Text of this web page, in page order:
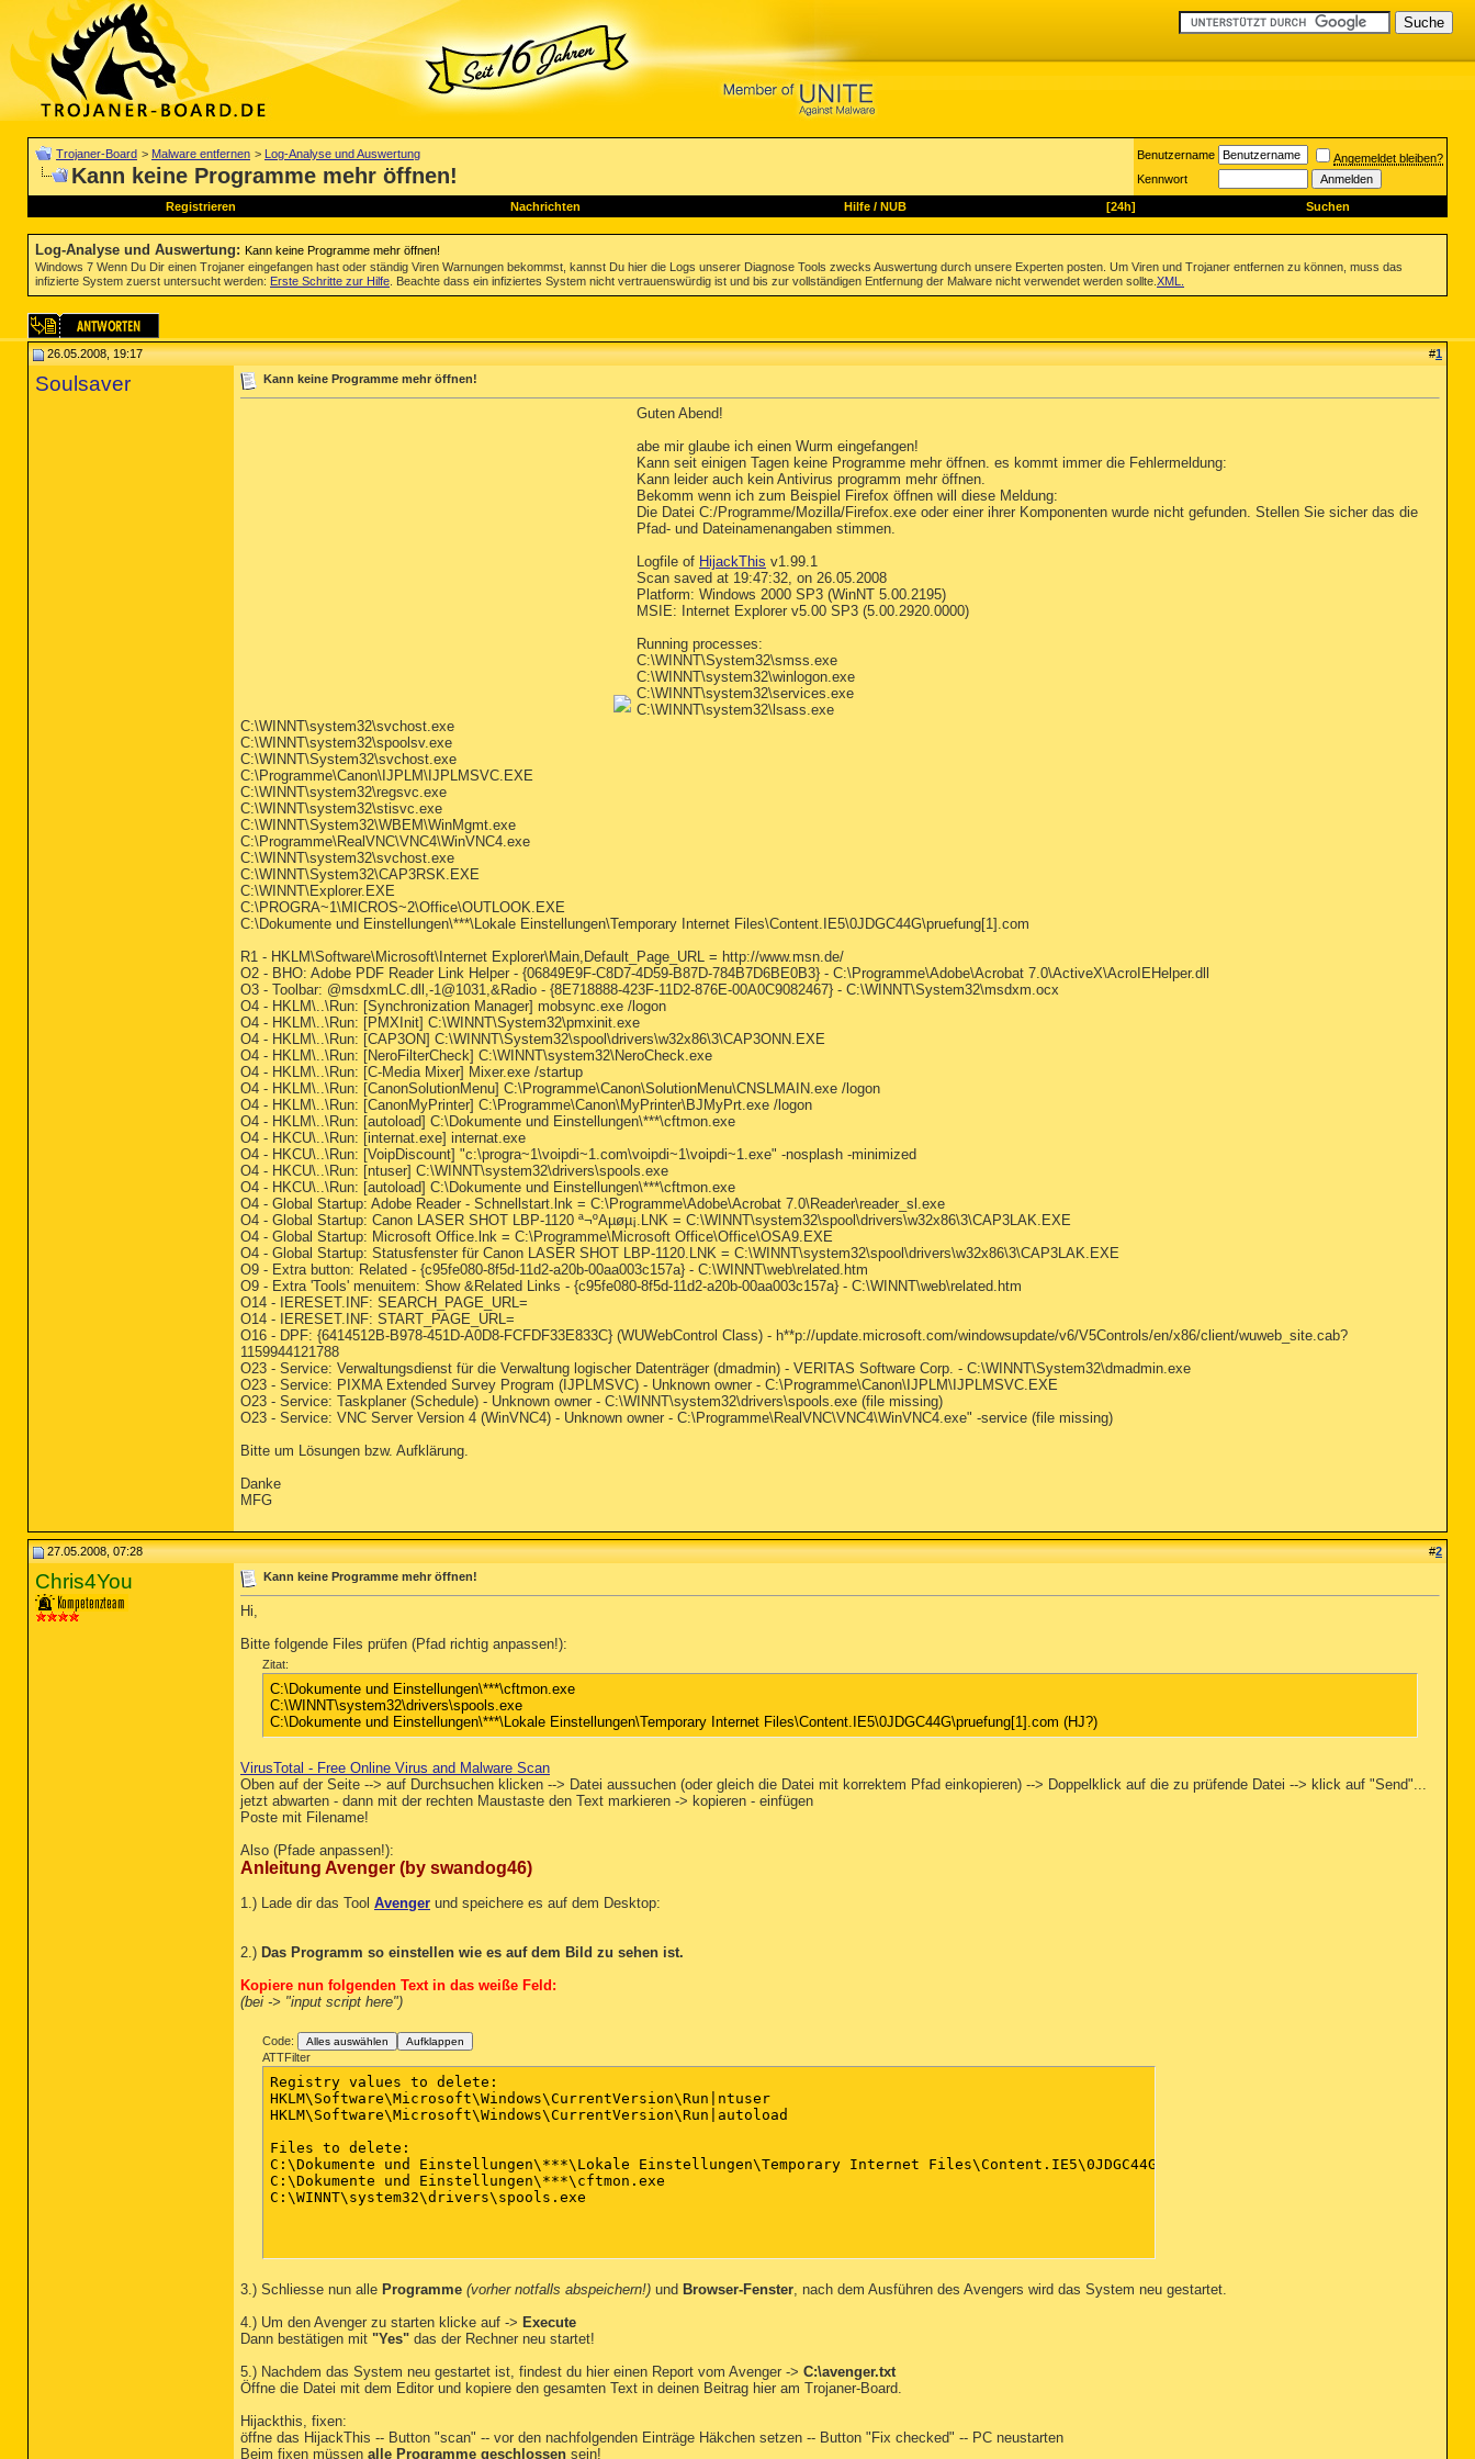
Trojaner-Board > Malware entfernen > Log-Analyse und Auswertung
Kann keine Programme mehr öffnen!
Benutzername
Angemeldet bleiben?
Kennwort
Registrieren Nachrichten Hilfe/ NUB [24h] Suchen
Log-Analyse und Auswertung: Kann keine Programme mehr öffnen!
Windows 7 Wenn Du Dir einen Trojaner eingefangen hast oder ständig Viren Warnungen bekommst, kannst Du hier die Logs unserer Diagnose Tools zwecks Auswertung durch unsere Experten posten. Um Viren und Trojaner entfernen zu können, muss das
infizierte System zuerst untersucht werden: Erste Schritte zur Hilfe . Beachte dass ein infiziertes System nicht vertrauenswürdig ist und bis zur vollständigen Entfernung der Malware nicht verwendet werden sollte. XML
26.05.2008, 19:17 #1
Soulsaver Kann keine Programme mehr öffnen!
Guten Abend!
abe mir glaube ich einen Wurm eingefangen!
Kann seit einigen Tagen keine Programme mehr öffnen. es kommt immer die Fehlermeldung:
Kann leider auch kein Antivirus programm mehr öffnen.
Bekomm wenn ich zum Beispiel Firefox öffnen will diese Meldung:
Die Datei C:/Programme/Mozilla/Firefox.exe oder einer ihrer Komponenten wurde nicht gefunden. Stellen Sie sicher das die
Pfad- und Dateinamenangaben stimmen.
Logfile of HijackThis v1.99.1
Scan saved at 19:47:32, on 26.05.2008
Platform: Windows 2000 SP3 (WinNT 5.00.2195)
MSIE: Internet Explorer v5.00 SP3 (5.00.2920.0000)
Running processes:
C:\WINNT\System32\smss.exe
C:\WINNT\system32\winlogon.exe
C:\WINNT\system32\services.exe
C:\WINNT\system32\lsass.exe
C:\WINNT\system32\svchost.exe
C:\WINNT\system32\spoolsv.exe
C:\WINNT\System32\svchost.exe
C:\Programme\Canon\IJPLM\IJPLMSVC.EXE
C:\WINNT\system32\regsvc.exe
C:\WINNT\system32\stisvc.exe
C:\WINNT\System32\WBEM\WinMgmt.exe
C:\Programme\RealVNC\VNC4\WinVNC4.exe
C:\WINNT\system32\svchost.exe
C:\WINNT\System32\CAP3RSK.EXE
C:\WINNT\Explorer.EXE
C:\PROGRA~1\MICROS~2\Office\OUTLOOK.EXE
C:\Dokumente und Einstellungen\***\Lokale Einstellungen\Temporary Internet Files\Content.IE5\0JDGC44G\pruefung[1].com
R1 - HKLM\Software\Microsoft\Internet Explorer\Main,Default_Page_URL = http://www.msn.de/
O2 - BHO: Adobe PDF Reader Link Helper - {06849E9F-C8D7-4D59-B87D-784B7D6BE0B3} - C:\Programme\Adobe\Acrobat 7.0\ActiveX\AcroIEHelper.dll
O3 - Toolbar: @msdxmLC.dll,-1@1031,&Radio - {8E718888-423F-11D2-876E-00A0C9082467} - C:\WINNT\System32\msdxm.ocx
O4 - HKLM\..\Run: [Synchronization Manager] mobsync.exe /logon
O4 - HKLM\..\Run: [PMXInit] C:\WINNT\System32\pmxinit.exe
O4 - HKLM\..\Run: [CAP3ON] C:\WINNT\System32\spool\drivers\w32x86\3\CAP3ONN.EXE
O4 - HKLM\..\Run: [NeroFilterCheck] C:\WINNT\system32\NeroCheck.exe
O4 - HKLM\..\Run: [C-Media Mixer] Mixer.exe /startup
O4 - HKLM\..\Run: [CanonSolutionMenu] C:\Programme\Canon\SolutionMenu\CNSLMAIN.exe /logon
O4 - HKLM\..\Run: [CanonMyPrinter] C:\Programme\Canon\MyPrinter\BJMyPrt.exe /logon
O4 - HKLM\..\Run: [autoload] C:\Dokumente und Einstellungen\***\cftmon.exe
O4 - HKCU\..\Run: [internat.exe] internat.exe
O4 - HKCU\..\Run: [VoipDiscount] "c:\progra~1\voipdi~1.com\voipdi~1\voipdi~1.exe" -nosplash -minimized
O4 - HKCU\..\Run: [ntuser] C:\WINNT\system32\drivers\spools.exe
O4 - HKCU\..\Run: [autoload] C:\Dokumente und Einstellungen\***\cftmon.exe
O4 - Global Startup: Adobe Reader - Schnellstart.lnk = C:\Programme\Adobe\Acrobat 7.0\Reader\reader_sl.exe
O4 - Global Startup: Canon LASER SHOT LBP-1120 ª¬ºAµøµ¡.LNK = C:\WINNT\system32\spool\drivers\w32x86\3\CAP3LAK.EXE
O4 - Global Startup: Microsoft Office.lnk = C:\Programme\Microsoft Office\Office\OSA9.EXE
O4 - Global Startup: Statusfenster für Canon LASER SHOT LBP-1120.LNK = C:\WINNT\system32\spool\drivers\w32x86\3\CAP3LAK.EXE
O9 - Extra button: Related - {c95fe080-8f5d-11d2-a20b-00aa003c157a} - C:\WINNT\web\related.htm
O9 - Extra 'Tools' menuitem: Show &Related Links - {c95fe080-8f5d-11d2-a20b-00aa003c157a} - C:\WINNT\web\related.htm
O14 - IERESET.INF: SEARCH_PAGE_URL=
O14 - IERESET.INF: START_PAGE_URL=
O16 - DPF: {6414512B-B978-451D-A0D8-FCFDF33E833C} (WUWebControl Class) - h**p://update.microsoft.com/windowsupdate/v6/V5Controls/en/x86/client/wuweb_site.cab?
1159944121788
O23 - Service: Verwaltungsdienst für die Verwaltung logischer Datenträger (dmadmin) - VERITAS Software Corp. - C:\WINNT\System32\dmadmin.exe
O23 - Service: PIXMA Extended Survey Program (IJPLMSVC) - Unknown owner - C:\Programme\Canon\IJPLM\IJPLMSVC.EXE
O23 - Service: Taskplaner (Schedule) - Unknown owner - C:\WINNT\system32\drivers\spools.exe (file missing)
O23 - Service: VNC Server Version 4 (WinVNC4) - Unknown owner - C:\Programme\RealVNC\VNC4\WinVNC4.exe" -service (file missing)
Bitte um Lösungen bzw. Aufklärung.
Danke
MFG
27.05.2008, 07:28 #2
Chris4You Kann keine Programme mehr öffnen!
Hi,
Bitte folgende Files prüfen (Pfad richtig anpassen!):
Zitat:
C:\Dokumente und Einstellungen\***\cftmon.exe
C:\WINNT\system32\drivers\spools.exe
C:\Dokumente und Einstellungen\***\Lokale Einstellungen\Temporary Internet Files\Content.IE5\0JDGC44G\pruefung[1].com (HJ?)
VirusTotal - Free Online Virus and Malware Scan
Oben auf der Seite --> auf Durchsuchen klicken --> Datei aussuchen (oder gleich die Datei mit korrektem Pfad einkopieren) --> Doppelklick auf die zu prüfende Datei --> klick auf "Send"...
jetzt abwarten - dann mit der rechten Maustaste den Text markieren -> kopieren - einfügen
Poste mit Filename!
Also (Pfade anpassen!):
Anleitung Avenger (by swandog46)
1.) Lade dir das Tool Avenger und speichere es auf dem Desktop:
2.) Das Programm so einstellen wie es auf dem Bild zu sehen ist.
Kopiere nun folgenden Text in das weiße Feld:
(bei -> "input script here")
Code: Alles auswählen Aufklappen
ATTFilter
Registry values to delete:
HKLM\Software\Microsoft\Windows\CurrentVersion\Run|ntuser
HKLM\Software\Microsoft\Windows\CurrentVersion\Run|autoload
Files to delete:
C:\Dokumente und Einstellungen\***\Lokale Einstellungen\Temporary Internet Files\Content.IE5\0JDGC44G\pruefung[1].com (wenn nicht HJ!)
C:\Dokumente und Einstellungen\***\cftmon.exe
C:\WINNT\system32\drivers\spools.exe
3.) Schliesse nun alle Programme (vorher notfalls abspeichern!) und Browser-Fenster, nach dem Ausführen des Avengers wird das System neu gestartet.
4.) Um den Avenger zu starten klicke auf -> Execute
Dann bestätigen mit "Yes" das der Rechner neu startet!
5.) Nachdem das System neu gestartet ist, findest du hier einen Report vom Avenger -> C:\avenger.txt
Öffne die Datei mit dem Editor und kopiere den gesamten Text in deinen Beitrag hier am Trojaner-Board.
Hijackthis, fixen:
öffne das HijackThis -- Button "scan" -- vor den nachfolgenden Einträge Häkchen setzen -- Button "Fix checked" -- PC neustarten
Beim fixen müssen alle Programme geschlossen sein!